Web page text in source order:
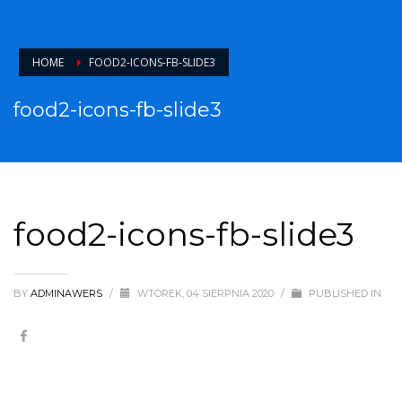
HOME FOOD2-ICONS-FB-SLIDE3
food2-icons-fb-slide3
food2-icons-fb-slide3
BY ADMINAWERS / WTOREK, 04 SIERPNIA 2020 / PUBLISHED IN